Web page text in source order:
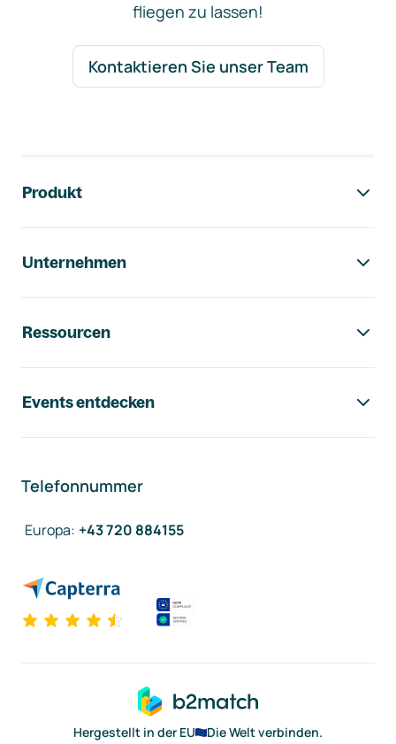
fliegen zu lassen!
Kontaktieren Sie unser Team
Produkt
Unternehmen
Ressourcen
Events entdecken
Telefonnummer
Europa: +43 720 884155
Hergestellt in der EU
Die Welt verbinden.